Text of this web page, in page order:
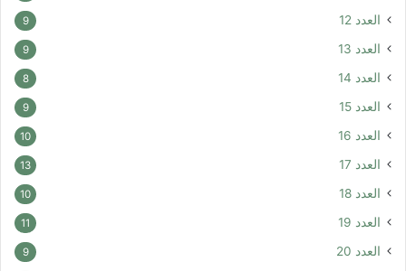
العدد 12 9
العدد 13 9
العدد 14 8
العدد 15 9
العدد 16 10
العدد 17 13
العدد 18 10
العدد 19 11
العدد 20 9